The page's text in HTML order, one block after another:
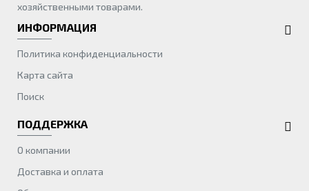
хозяйственными товарами.
ИНФОРМАЦИЯ
Политика конфиденциальности
Карта сайта
Поиск
ПОДДЕРЖКА
О компании
Доставка и оплата